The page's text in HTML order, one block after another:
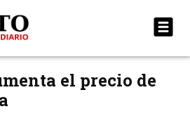
el precio de